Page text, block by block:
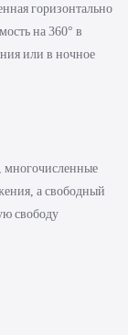
горизонтально
на 360° в
или в ночное
а свободный
свободу